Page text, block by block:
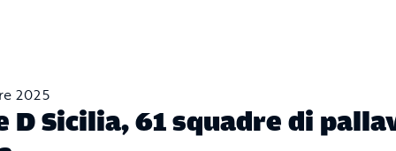
2025
D Sicilia, 61 squadre di